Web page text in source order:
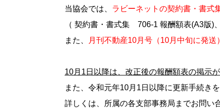
当協会では、 ラビーネットの契約書・書式
（ 契約書・書式集 706-1 報酬額表(A3版)
また、
月刊不動産10月号（10月中旬に発
10月1日以降は、改正後の報酬額表の掲示が
また、令和元年10月1日以降に更新手続き
詳しくは、所属の各支部事務局までお問い